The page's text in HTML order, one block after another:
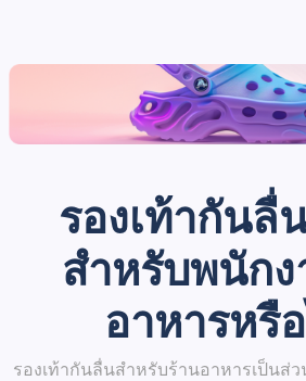
รองเท้ากันลื่
สำหรับพนัก
อาหารหรื
รองเท้ากันลื่นสำหรับร้านอาหารเป็นส่